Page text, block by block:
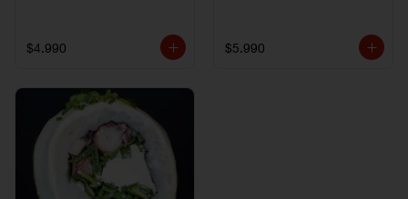
$4.990 $5.990